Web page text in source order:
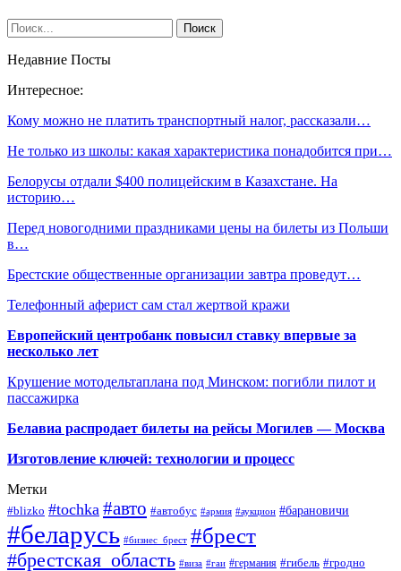
Недавние Посты
Интересное:
Кому можно не платить транспортный налог, рассказали…
Не только из школы: какая характеристика понадобится при…
Белорусы отдали $400 полицейским в Казахстане. На
историю…
Перед новогодними праздниками цены на билеты из Польши
в…
Брестские общественные организации завтра проведут…
Телефонный аферист сам стал жертвой кражи
Европейский центробанк повысил ставку впервые за
несколько лет
Крушение мотодельтаплана под Минском: погибли пилот и
пассажирка
Белавиа распродает билеты на рейсы Могилев — Москва
Изготовление ключей: технологии и процесс
Метки
#blizko #tochka #авто #автобус #армия #аукцион #барановичи
#беларусь #бизнес_брест #брест
#брестская_область #виза #гаи #германия #гибель #гродно